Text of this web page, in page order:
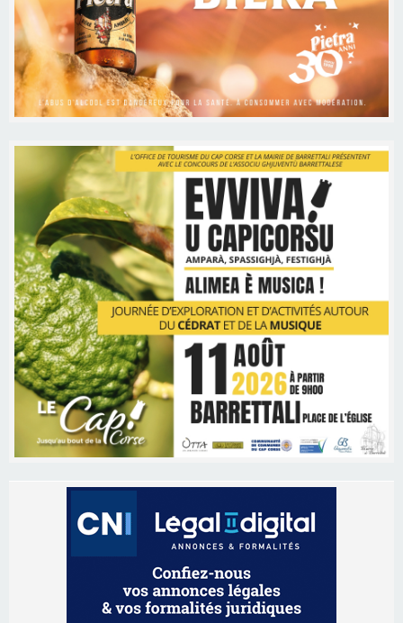
Les brèves
Ucciani – Marché des producteurs à Cruculi le